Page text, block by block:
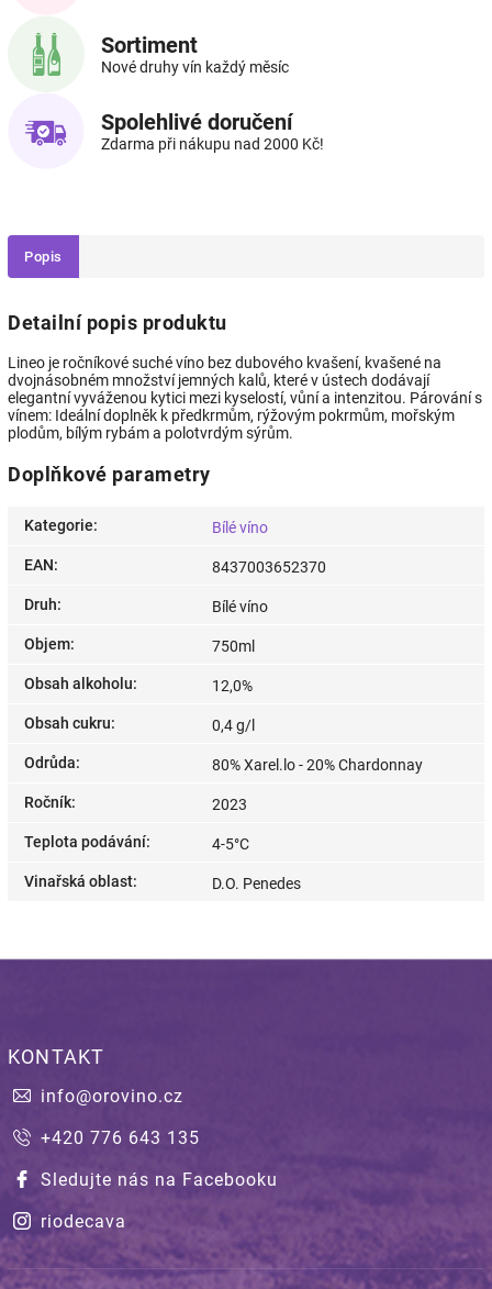
Sortiment
Nové druhy vín každý měsíc
Spolehlivé doručení
Zdarma při nákupu nad 2000 Kč!
Popis
Detailní popis produktu
Lineo je ročníkové suché víno bez dubového kvašení, kvašené na
dvojnásobném množství jemných kalů, které v ústech dodávají
elegantní vyváženou kytici mezi kyselostí, vůní a intenzitou. Párování s
vínem: Ideální doplněk k předkrmům, rýžovým pokrmům, mořským
plodům, bílým rybám a polotvrdým sýrům.
Doplňkové parametry
Kategorie: Bílé víno
EAN: 8437003652370
Druh: Bílé víno
Objem: 750ml
Obsah alkoholu: 12,0%
Obsah cukru: 0,4 g/l
Odrůda: 80% Xarel.lo - 20% Chardonnay
Ročník: 2023
Teplota podávání: 4-5°С
Vinařská oblast: D.O. Penedes
KONTAKT
info@orovino.cz
+420 776 643 135
Sledujte nás na Facebooku
riodecava